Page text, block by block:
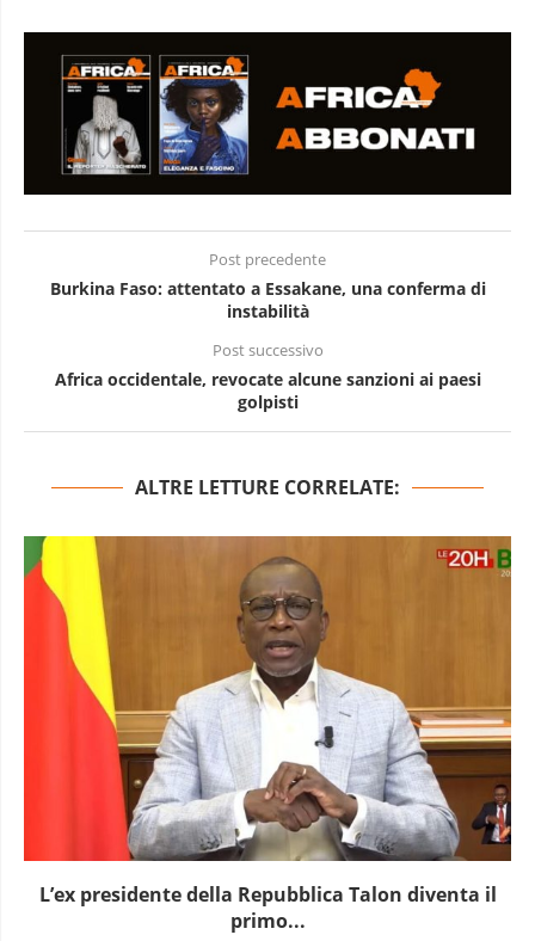
Post precedente
Burkina Faso: attentato a Essakane, una conferma di
instabilità
Post successivo
Africa occidentale, revocate alcune sanzioni ai paesi
golpisti
ALTRE LETTURE CORRELATE:
L’Uganda ha approvato l’invio di truppe a Gaza
7 Agosto 2026